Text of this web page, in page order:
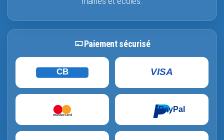
Paiement sécurisé
CB VISA
mastercard
PayPal